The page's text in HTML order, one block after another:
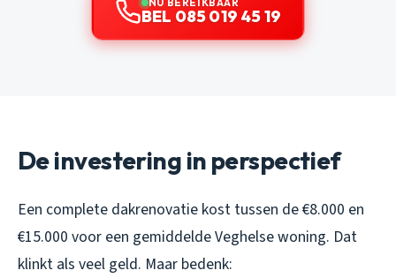
BEL 085 019 45 19
De investering in perspectief
Een complete dakrenovatie kost tussen de €8.000 en
€15.000 voor een gemiddelde Veghelse woning. Dat
klinkt als veel geld. Maar bedenk: